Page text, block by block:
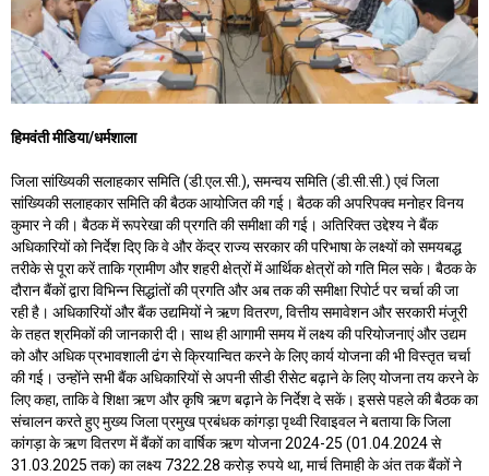
हिमवंती मीडिया/धर्मशाला
जिला सांख्यिकी सलाहकार समिति (डी.एल.सी.), समन्वय समिति (डी.सी.सी.) एवं जिला
सांख्यिकी सलाहकार समिति की बैठक आयोजित की गई। बैठक की अपरिपक्व मनोहर विनय
कुमार ने की। बैठक में रूपरेखा की प्रगति की समीक्षा की गई। अतिरिक्त उद्देश्य ने बैंक
अधिकारियों को निर्देश दिए कि वे और केंद्र राज्य सरकार की परिभाषा के लक्ष्यों को समयबद्ध
तरीके से पूरा करें ताकि ग्रामीण और शहरी क्षेत्रों में आर्थिक क्षेत्रों को गति मिल सके। बैठक के
दौरान बैंकों द्वारा विभिन्न सिद्धांतों की प्रगति और अब तक की समीक्षा रिपोर्ट पर चर्चा की जा
रही है। अधिकारियों और बैंक उद्यमियों ने ऋण वितरण, वित्तीय समावेशन और सरकारी मंजूरी
के तहत श्रमिकों की जानकारी दी। साथ ही आगामी समय में लक्ष्य की परियोजनाएं और उद्यम
को और अधिक प्रभावशाली ढंग से क्रियान्वित करने के लिए कार्य योजना की भी विस्तृत चर्चा
की गई। उन्होंने सभी बैंक अधिकारियों से अपनी सीडी रीसेट बढ़ाने के लिए योजना तय करने के
लिए कहा, ताकि वे शिक्षा ऋण और कृषि ऋण बढ़ाने के निर्देश दे सकें। इससे पहले की बैठक का
संचालन करते हुए मुख्य जिला प्रमुख प्रबंधक कांगड़ा पृथ्वी रिवाइवल ने बताया कि जिला
कांगड़ा के ऋण वितरण में बैंकों का वार्षिक ऋण योजना 2024-25 (01.04.2024 से
31.03.2025 तक) का लक्ष्य 7322.28 करोड़ रुपये था, मार्च तिमाही के अंत तक बैंकों ने